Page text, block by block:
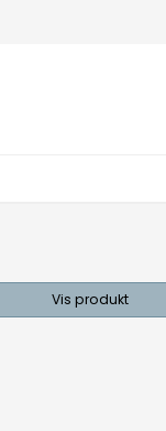
Vis produkt